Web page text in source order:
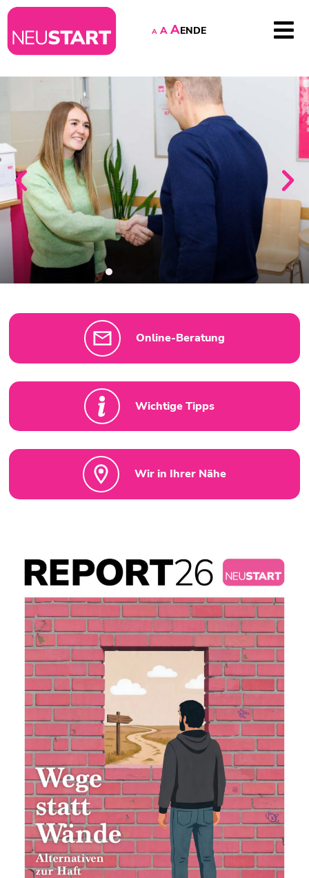
A A AENDE
Online-Beratung
Wichtige Tipps
Wir in Ihrer Nähe